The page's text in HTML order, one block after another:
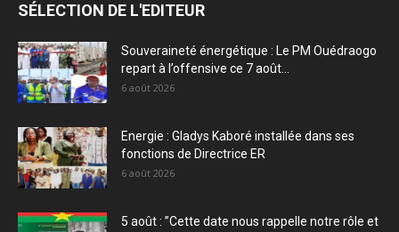
SÉLECTION DE L'EDITEUR
Souveraineté énergétique : Le PM Ouédraogo
repart à l’offensive ce 7 août...
6 août 2026
Energie : Gladys Kaboré installée dans ses
fonctions de Directrice ER
6 août 2026
5 août : ”Cette date nous rappelle notre rôle et